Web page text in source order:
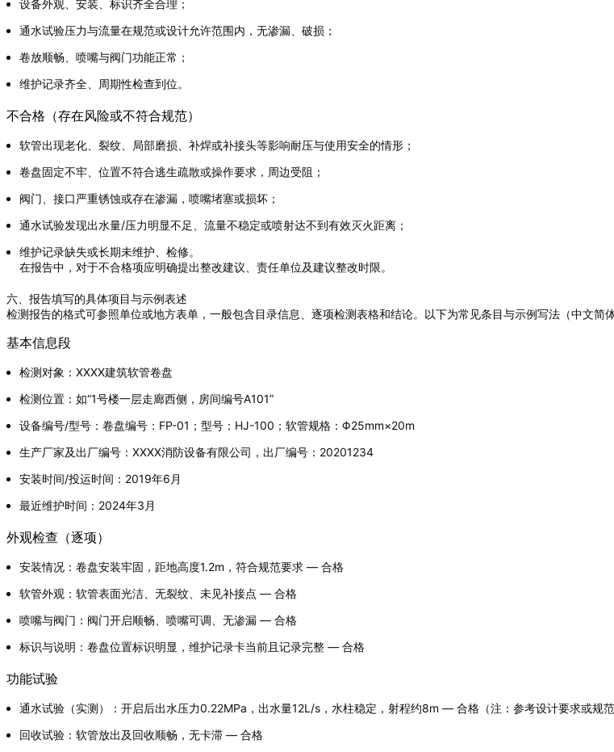
设备外观、安装、标识齐全合理；
通水试验压力与流量在规范或设计允许范围内，无渗漏、破损；
卷放顺畅、喷嘴与阀门功能正常；
维护记录齐全、周期性检查到位。
不合格（存在风险或不符合规范）
软管出现老化、裂纹、局部磨损、补焊或补接头等影响耐压与使用安全的情形；
卷盘固定不牢、位置不符合逃生疏散或操作要求，周边受阻；
阀门、接口严重锈蚀或存在渗漏，喷嘴堵塞或损坏；
通水试验发现出水量/压力明显不足、流量不稳定或喷射达不到有效灭火距离；
维护记录缺失或长期未维护、检修。
在报告中，对于不合格项应明确提出整改建议、责任单位及建议整改时限。
六、报告填写的具体项目与示例表述
检测报告的格式可参照单位或地方表单，一般包含目录信息、逐项检测表格和结论。以下为常见条目与示例写法（中文简
基本信息段
检测对象：XXXX建筑软管卷盘
检测位置：如“1号楼一层走廊西侧，房间编号A101”
设备编号/型号：卷盘编号：FP-01；型号：HJ-100；软管规格：Φ25mm×20m
生产厂家及出厂编号：XXXX消防设备有限公司，出厂编号：20201234
安装时间/投运时间：2019年6月
最近维护时间：2024年3月
外观检查（逐项）
安装情况：卷盘安装牢固，距地高度1.2m，符合规范要求 — 合格
软管外观：软管表面光洁、无裂纹、未见补接点 — 合格
喷嘴与阀门：阀门开启顺畅、喷嘴可调、无渗漏 — 合格
标识与说明：卷盘位置标识明显，维护记录卡当前且记录完整 — 合格
功能试验
通水试验（实测）：开启后出水压力0.22MPa，出水量12L/s，水柱稳定，射程约8m — 合格（注：参考设计要求或规范
回收试验：软管放出及回收顺畅，无卡滞 — 合格